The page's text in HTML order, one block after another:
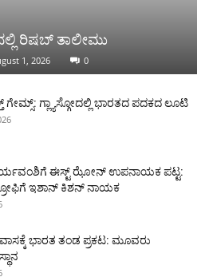
ರಿಷಬ್ ತಾಲೀಮು
1, 2026 0
ಗ್ಲ್ಯಾಸ್ಗೋದಲ್ಲಿ ಭಾರತದ ಪದಕದ ಲೂಟಿ
ಈಸ್ಟ್ ಝೋನ್ ಉಪನಾಯಕ ಪಟ್ಟ:
ಇಶಾನ್ ಕಿಶನ್ ನಾಯಕ
ಭಾರತ ತಂಡ ಪ್ರಕಟ: ಮೂವರು